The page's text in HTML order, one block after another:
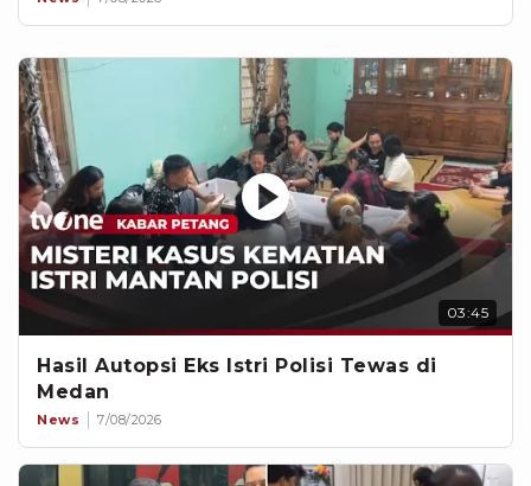
03:45
Hasil Autopsi Eks Istri Polisi Tewas di
Medan
News 7/08/2026